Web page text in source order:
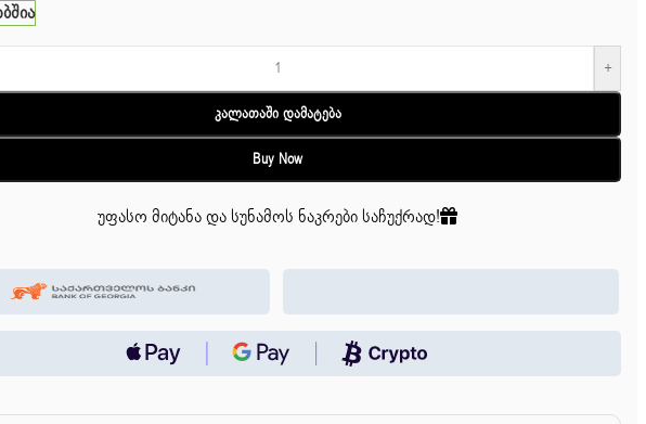
+
Კალათაში Დამატება
Buy Now
უფასო მიტანა და სუნამოს ნაკრები საჩუქრად!